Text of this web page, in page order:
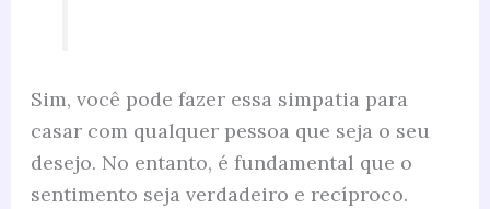
Sim, você pode fazer essa simpatia para
casar com qualquer pessoa que seja o seu
desejo. No entanto, é fundamental que o
sentimento seja verdadeiro e recíproco.